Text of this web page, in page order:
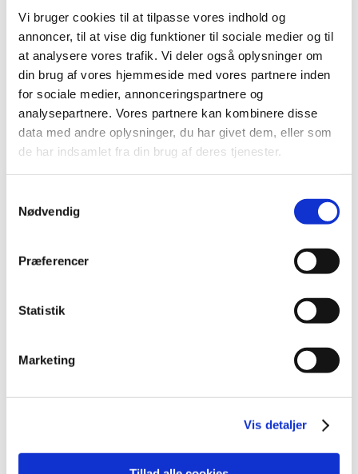
Vi bruger cookies til at tilpasse vores indhold og
annoncer, til at vise dig funktioner til sociale medier og til
at analysere vores trafik. Vi deler også oplysninger om
din brug af vores hjemmeside med vores partnere inden
for sociale medier, annonceringspartnere og
analysepartnere. Vores partnere kan kombinere disse
data med andre oplysninger, du har givet dem, eller som
de har indsamlet fra din brug af deres tjenester.
Nødvendig
Præferencer
Statistik
Marketing
Vis detaljer
2021 (516)
2020 (263)
2019 (159)
2018 (150)
2017 (167)
2016 (167)
2013 (49)
2011 (13)
2006 (9)